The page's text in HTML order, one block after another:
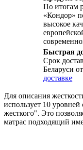
По итогам
«Кондор»
высокое
Быстрая
Срок
Беларуси
доставке
Для описания
использует 10
жесткого". Это
матрас подходящий